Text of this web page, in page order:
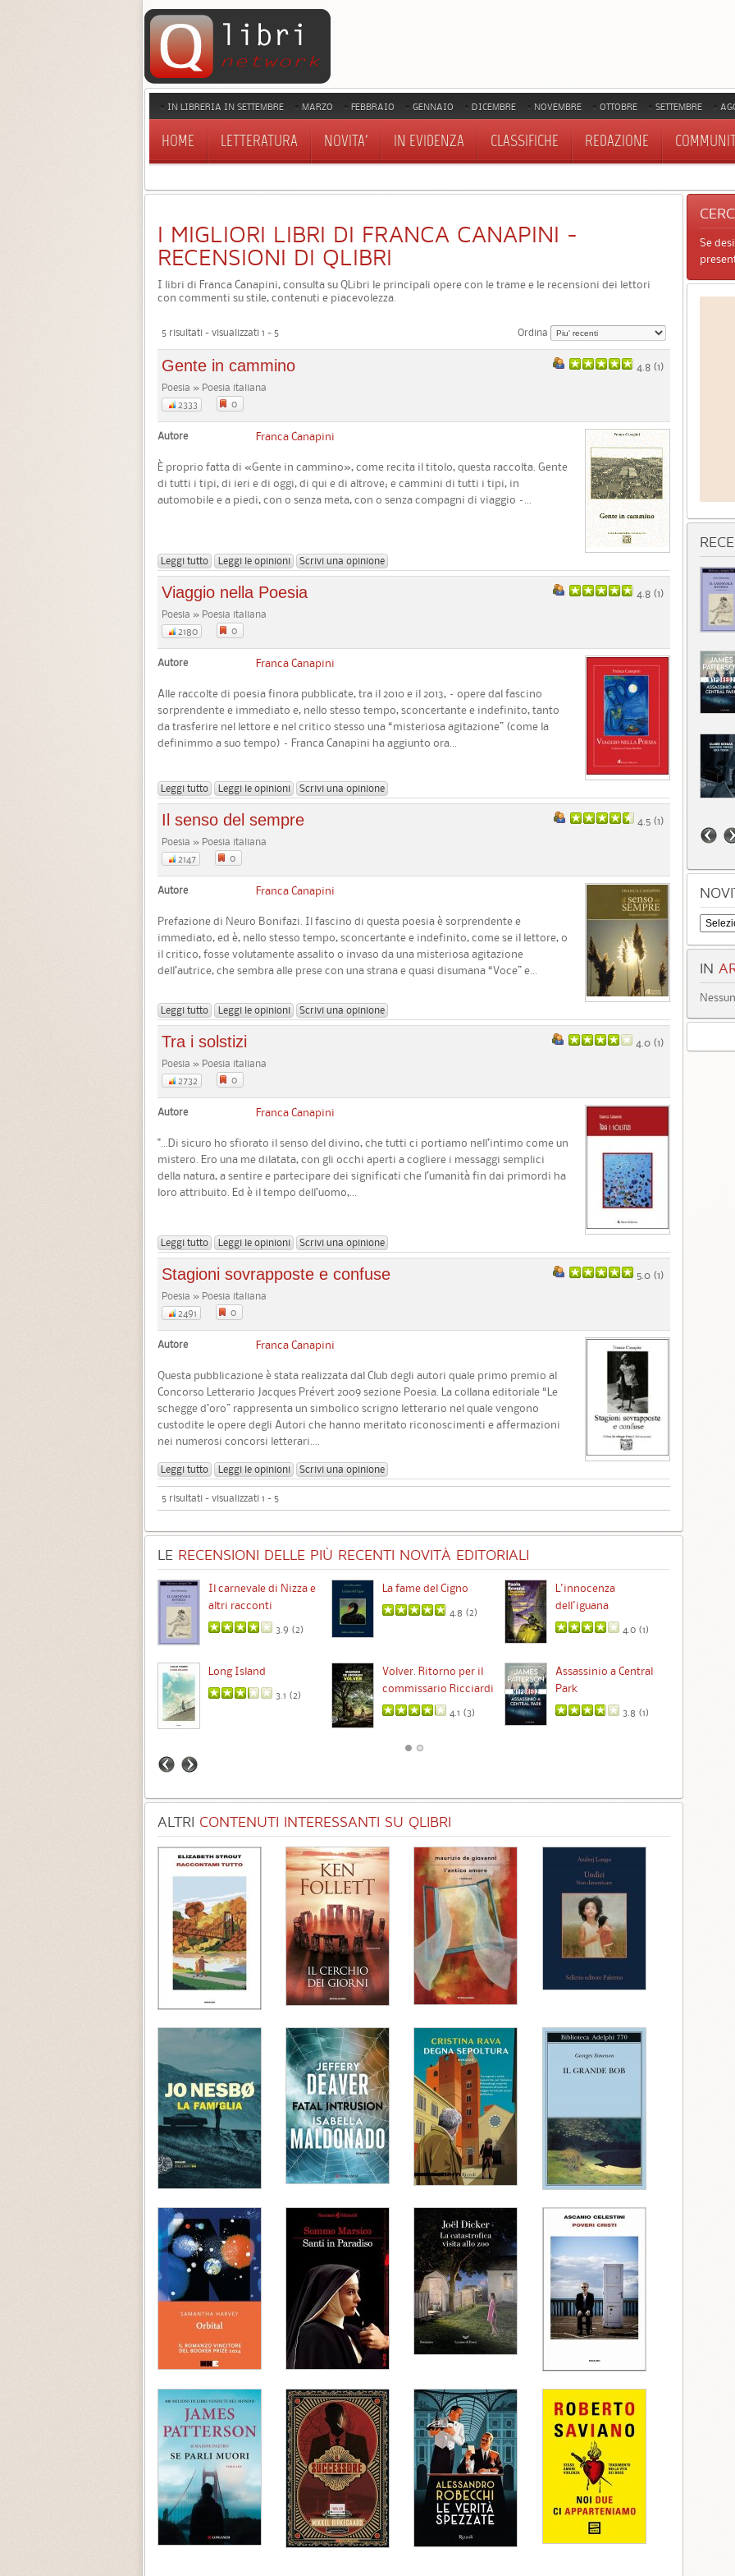
IN LIBRERIA IN SETTEMBRE MARZO FEBBRAIO GENNAIO DICEMBRE NOVEMBRE OTTOBRE SETTEMBRE
HOME LETTERATURA NOVITA' IN EVIDENZA CLASSIFICHE REDAZIONE
I MIGLIORI LIBRI DI FRANCA CANAPINI -
RECENSIONI DI QLIBRI
I libri di Franca Canapini, consulta su QLibri le principali opere con le trame e le recensioni dei lettori
con commenti su stile, contenuti e piacevolezza.
5 risultati - visualizzati 1 - 5 Ordina
4.8 (1)
Gente in cammino
Poesia » Poesia italiana
2333
0
Autore Franca Canapini
È proprio fatta di «Gente in cammino», come recita il titolo, questa raccolta. Gente
di tutti i tipi, di ieri e di oggi, di qui e di altrove; e cammini di tutti i tipi, in
automobile e a piedi, con o senza meta, con o senza compagni di viaggio –...
Leggi tutto Leggi le opinioni Scrivi una opinione
4.8 (1)
Viaggio nella Poesia
Poesia » Poesia italiana
2180
0
Autore Franca Canapini
Alle raccolte di poesia finora pubblicate, tra il 2010 e il 2013, – opere dal fascino
sorprendente e immediato e, nello stesso tempo, sconcertante e indefinito, tanto
da trasferire nel lettore e nel critico stesso una “misteriosa agitazione” (come la
definimmo a suo tempo) – Franca Canapini ha aggiunto ora...
Leggi tutto Leggi le opinioni Scrivi una opinione
4.5 (1)
Il senso del sempre
Poesia » Poesia italiana
2147
0
Autore Franca Canapini
Prefazione di Neuro Bonifazi. Il fascino di questa poesia è sorprendente e
immediato, ed è, nello stesso tempo, sconcertante e indefinito, come se il lettore, o
il critico, fosse volutamente assalito o invaso da una misteriosa agitazione
dell’autrice, che sembra alle prese con una strana e quasi disumana “Voce” e...
Leggi tutto Leggi le opinioni Scrivi una opinione
4.0 (1)
Tra i solstizi
Poesia » Poesia italiana
2732
0
Autore Franca Canapini
"...Di sicuro ho sfiorato il senso del divino, che tutti ci portiamo nell’intimo come un
mistero. Ero una me dilatata, con gli occhi aperti a cogliere i messaggi semplici
della natura, a sentire e partecipare dei significati che l’umanità fin dai primordi ha
loro attribuito. Ed è il tempo dell’uomo,...
Leggi tutto Leggi le opinioni Scrivi una opinione
5.0 (1)
Stagioni sovrapposte e confuse
Poesia » Poesia italiana
2491
0
Autore Franca Canapini
Questa pubblicazione è stata realizzata dal Club degli autori quale primo premio al
Concorso Letterario Jacques Prévert 2009 sezione Poesia. La collana editoriale “Le
schegge d’oro” rappresenta un simbolico scrigno letterario nel quale vengono
custodite le opere degli Autori che hanno meritato riconoscimenti e affermazioni
nei numerosi concorsi letterari....
Leggi tutto Leggi le opinioni Scrivi una opinione
5 risultati - visualizzati 1 - 5
LE RECENSIONI DELLE PIÙ RECENTI NOVITÀ EDITORIALI
Il carnevale di Nizza e
altri racconti
3.9 (2)
La fame del Cigno
4.8 (2)
L'innocenza
dell'iguana
4.0 (1)
Long Island
3.1 (2)
Volver. Ritorno per il
commissario Ricciardi
4.1 (3)
Assassinio a Central
Park
3.8 (1)
ALTRI CONTENUTI INTERESSANTI SU QLIBRI
Se
IN